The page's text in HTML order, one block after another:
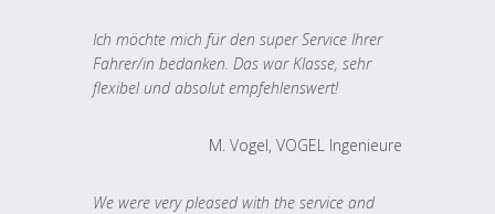
Ich möchte mich für den super Service Ihrer
Fahrer/in bedanken. Das war Klasse, sehr
flexibel und absolut empfehlenswert!
M. Vogel, VOGEL Ingenieure
We were very pleased with the service and